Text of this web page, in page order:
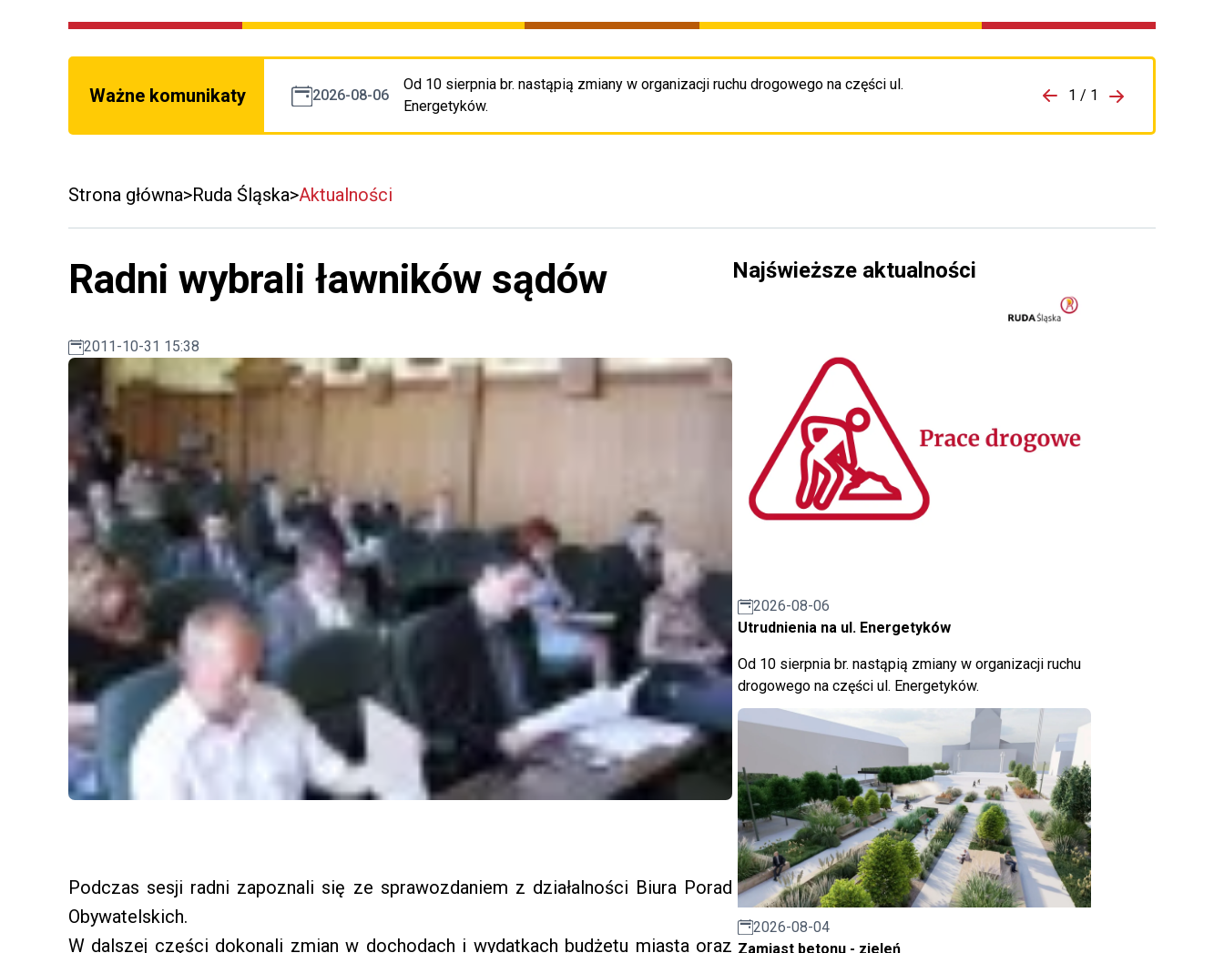
Ważne komunikaty 2026-08-06
Od 10 sierpnia br. nastąpią zmiany w organizacji ruchu drogowego na części ul.
Energetyków.
Przejdź do porzpedniego komunikatu 1 / 1
Przejdź do
Strona główna Ruda Śląska Aktualności
Radni wybrali ławników sądów
2011-10-31 15:38
Podczas sesji radni zapoznali się ze sprawozdaniem z działalności Biura Porad
Obywatelskich.
W dalszej części dokonali zmian w dochodach i wydatkach budżetu miasta oraz
Najświeższe aktualności
2026-08-06
Utrudnienia na ul. Energetyków
Od 10 sierpnia br. nastąpią zmiany w organizacji ruchu
drogowego na części ul. Energetyków.
2026-08-04
Zamiast betonu - zieleń